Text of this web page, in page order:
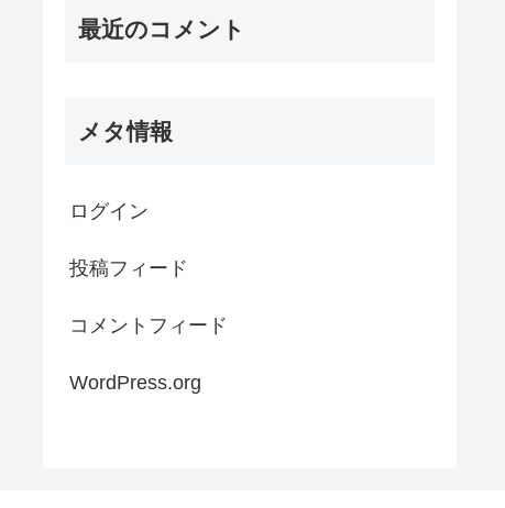
最近のコメント
メタ情報
ログイン
投稿フィード
コメントフィード
WordPress.org